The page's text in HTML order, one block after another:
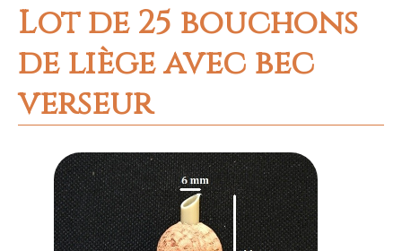
Lot de 25 bouchons
de liège avec bec
verseur